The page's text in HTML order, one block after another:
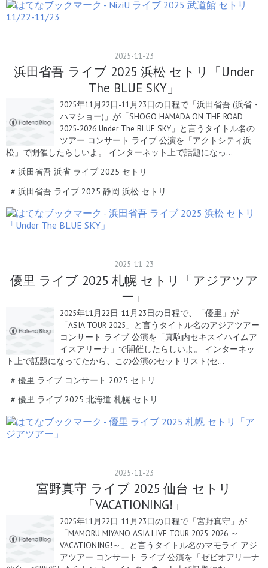
2025-11-23
浜田省吾 ライブ 2025 浜松 セトリ「Under
The BLUE SKY」
2025年11月22日-11月23日の日程で「浜田省吾 (浜省・
ハマショー)」が「SHOGO HAMADA ON THE ROAD
2025-2026 Under The BLUE SKY」と言うタイトル名の
ツアー コンサート ライブ 公演を「アクトシティ浜
松」で開催したらしいよ。 インターネット上で話題になっ…
# 浜田省吾 浜省 ライブ 2025 セトリ
# 浜田省吾 ライブ 2025 静岡 浜松 セトリ
2025-11-23
優里 ライブ 2025 札幌 セトリ「アジアツア
ー」
2025年11月22日-11月23日の日程で、「優里」が
「ASIA TOUR 2025」と言うタイトル名のアジアツアー
コンサート ライブ 公演を「真駒内セキスイハイムア
イスアリーナ」で開催したらしいよ。 インターネッ
ト上で話題になってたから、この公演のセットリスト(セ…
# 優里 ライブ コンサート 2025 セトリ
# 優里 ライブ 2025 北海道 札幌 セトリ
2025-11-23
宮野真守 ライブ 2025 仙台 セトリ
「VACATIONING!」
2025年11月22日-11月23日の日程で「宮野真守」が
「MAMORU MIYANO ASIA LIVE TOUR 2025-2026 ～
VACATIONING!～」と言うタイトル名のマモライ アジ
アツアー コンサート ライブ 公演を「ゼビオアリーナ